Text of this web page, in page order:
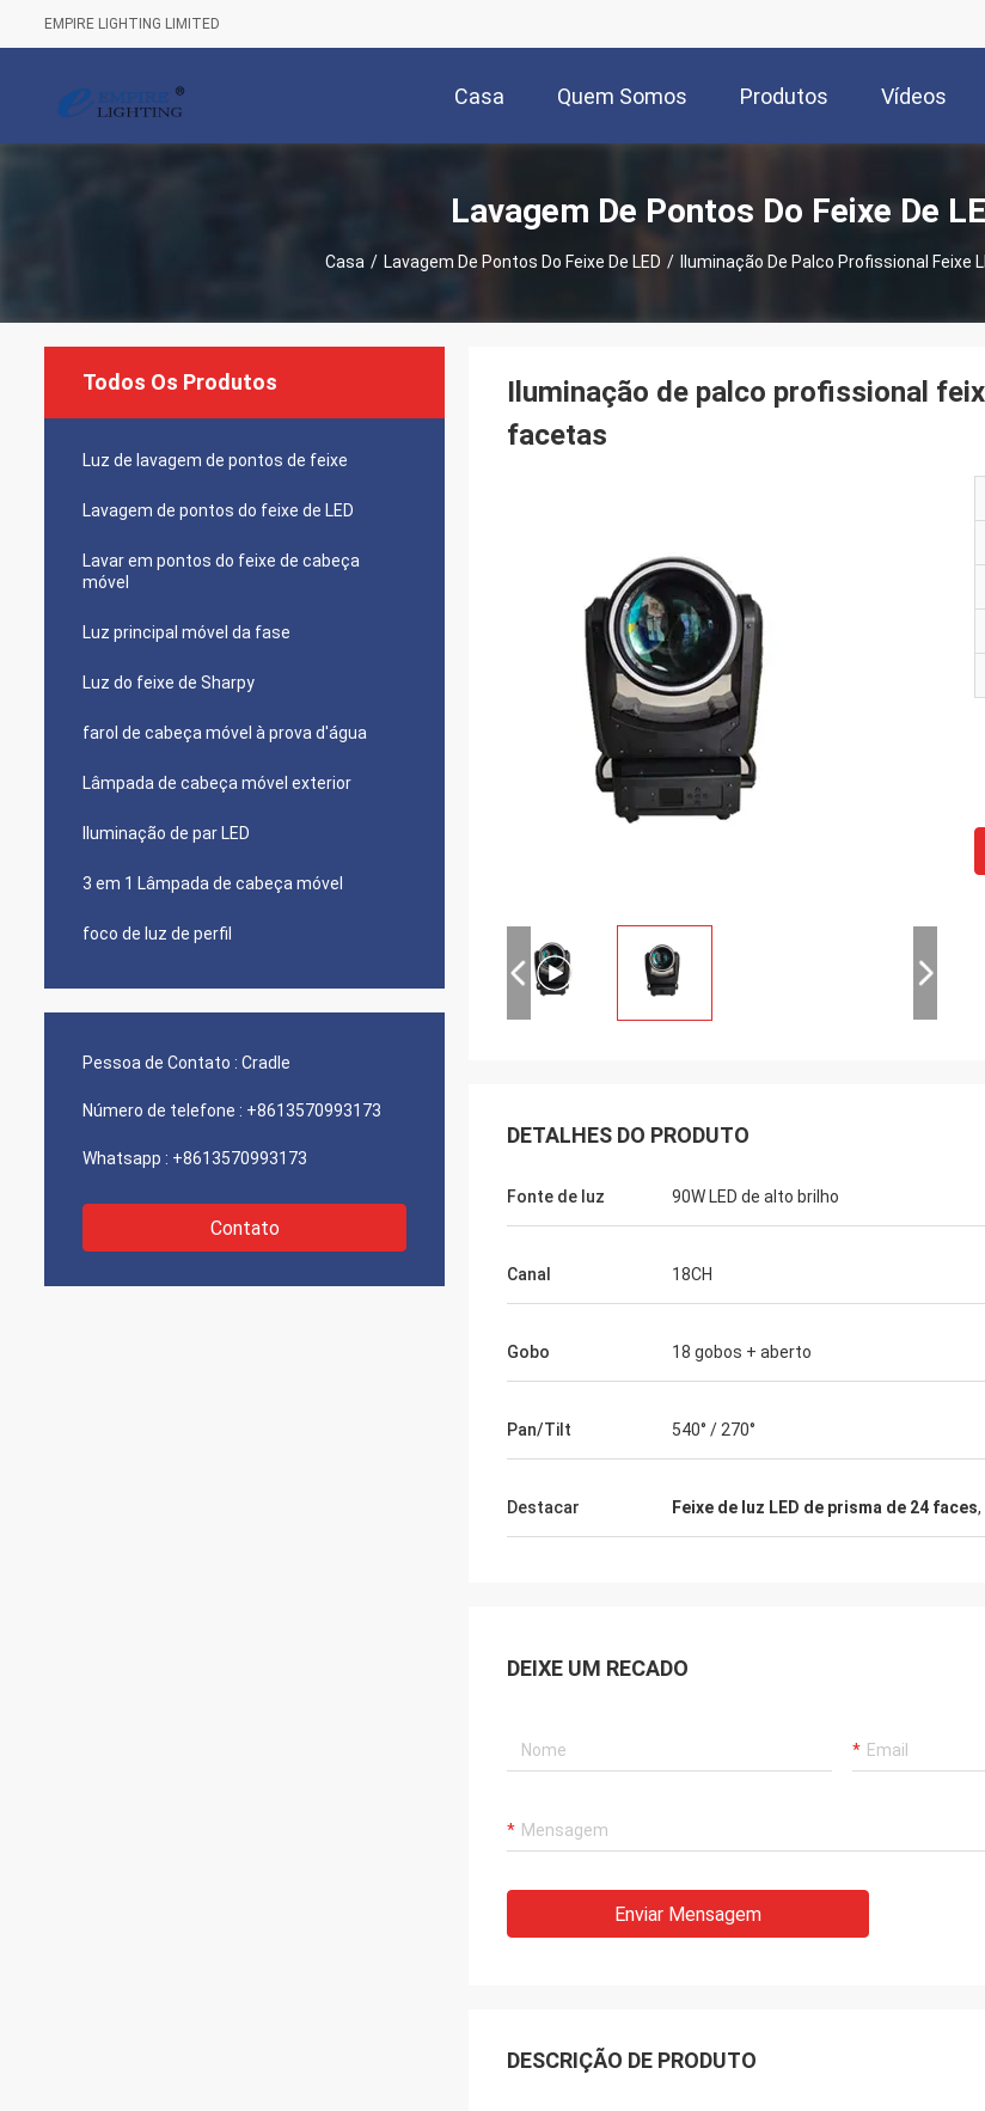
EMPIRE LIGHTING LIMITED
Casa Quem Somos Produtos Vídeos
Lavagem De Pontos Do Feixe De
Casa / Lavagem De Pontos Do Feixe De LED / Iluminação De Palco Profissional Feixe
Todos Os Produtos
Luz de lavagem de pontos de feixe
Lavagem de pontos do feixe de LED
Lavar em pontos do feixe de cabeça
móvel
Luz principal móvel da fase
Luz do feixe de Sharpy
farol de cabeça móvel à prova d'água
Lâmpada de cabeça móvel exterior
Iluminação de par LED
3 em 1 Lâmpada de cabeça móvel
foco de luz de perfil
Pessoa de Contato : Cradle
Número de telefone : +8613570993173
Whatsapp : +8613570993173
Contato
Iluminação de palco profissional
facetas
DETALHES DO PRODUTO
Fonte de luz 90W LED de alto brilho
Canal 18CH
Gobo 18 gobos + aberto
Pan/Tilt 540° / 270°
Destacar Feixe de luz LED de prisma de 24 faces,
DEIXE UM RECADO
Enviar Mensagem
DESCRIÇÃO DE PRODUTO